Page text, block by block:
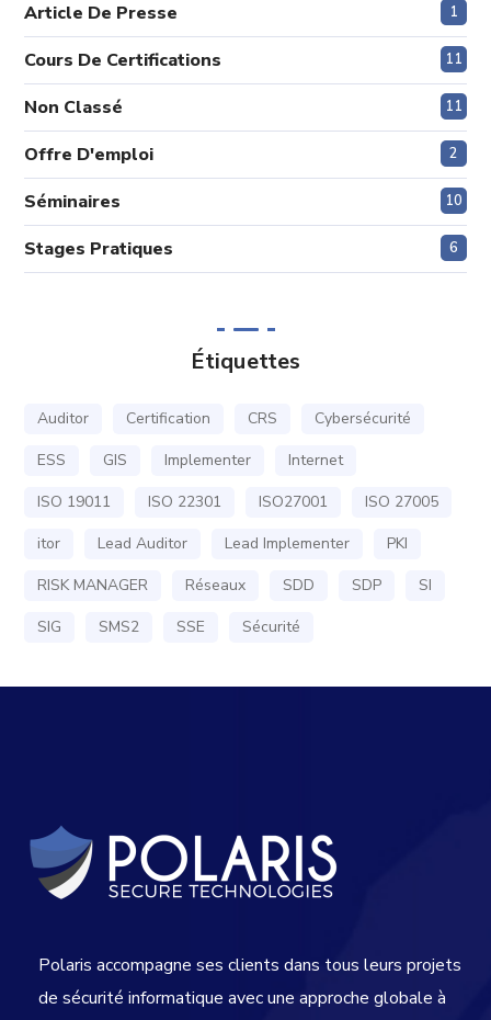
Article De Presse 1
Cours De Certifications 11
Non Classé 11
Offre D'emploi 2
Séminaires 10
Stages Pratiques 6
Étiquettes
Auditor Certification CRS
Cybersécurité
ESS
GIS Implementer
Internet
ISO 19011
ISO 22301 ISO27001
ISO 27005
itor
Lead Auditor Lead Implementer
PKI
RISK MANAGER
Réseaux SDD SDP
SI
SIG
SMS2 SSE Sécurité
Polaris accompagne ses clients dans tous leurs projets
de sécurité informatique avec une approche globale à